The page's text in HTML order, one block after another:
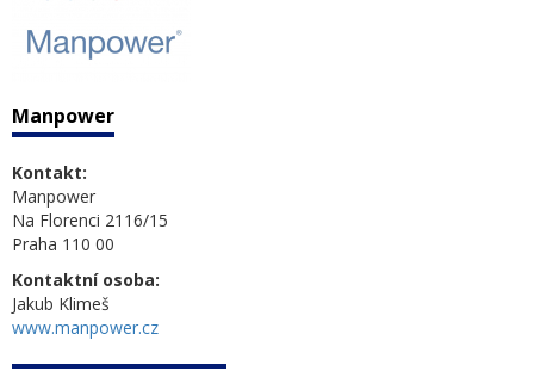
Manpower
Kontakt:
Manpower
Na Florenci 2116/15
Praha 110 00
Kontaktní osoba:
Jakub Klimeš
www.manpower.cz